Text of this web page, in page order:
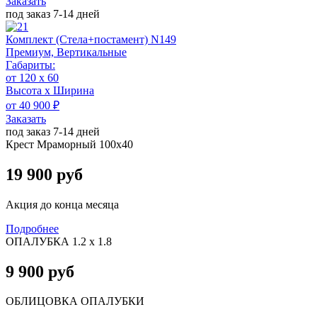
под заказ 7-14 дней
Комплект (Стела+постамент) N149
Премиум, Вертикальные
Габариты:
от 120 x 60
Высота х Ширина
от 40 900 ₽
Заказать
под заказ 7-14 дней
Крест Мраморный 100х40
19 900 руб
Акция до конца месяца
Подробнее
ОПАЛУБКА 1.2 х 1.8
9 900 руб
ОБЛИЦОВКА ОПАЛУБКИ